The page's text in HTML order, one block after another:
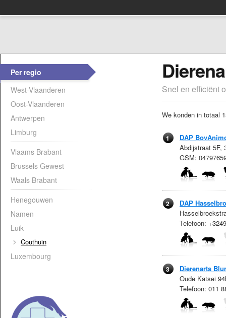
Per regio
West-Vlaanderen
Oost-Vlaanderen
Antwerpen
Limburg
Vlaams Brabant
Brussels Gewest
Waals Brabant
Henegouwen
Namen
Luik
Couthuin
Luxembourg
Snel en efficiënt
We konden in totaal
1
DAP
Abdijstraat 5F,
GSM:
2
DAP
Telefoon:
3
Dierenarts
Oude Katsei
Telefoon: 011